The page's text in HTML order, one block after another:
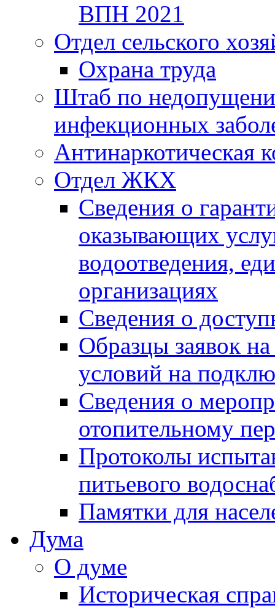
ВПН 2021
Отдел сельского
Охрана труда
Штаб по
инфекционных
Антинаркотическая
Отдел ЖКХ
Сведения о
оказывающих
водоотведения,
организациях
Сведения о
Образцы заявок
условий на
Сведения о
отопительному
Протоколы
питьевого
Памятки для
Дума
О думе
Историческая